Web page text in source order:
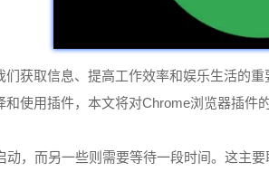
获取信息、提高工作效率和娱乐生活的
使用插件，本文将对Chrome浏览器插件
，而另一些则需要等待一段时间。这主